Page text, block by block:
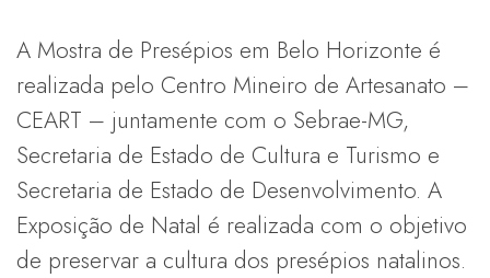
A Mostra de Presépios em Belo Horizonte é
realizada pelo Centro Mineiro de Artesanato –
CEART – juntamente com o Sebrae-MG,
Secretaria de Estado de Cultura e Turismo e
Secretaria de Estado de Desenvolvimento. A
Exposição de Natal é realizada com o objetivo
de preservar a cultura dos presépios natalinos.